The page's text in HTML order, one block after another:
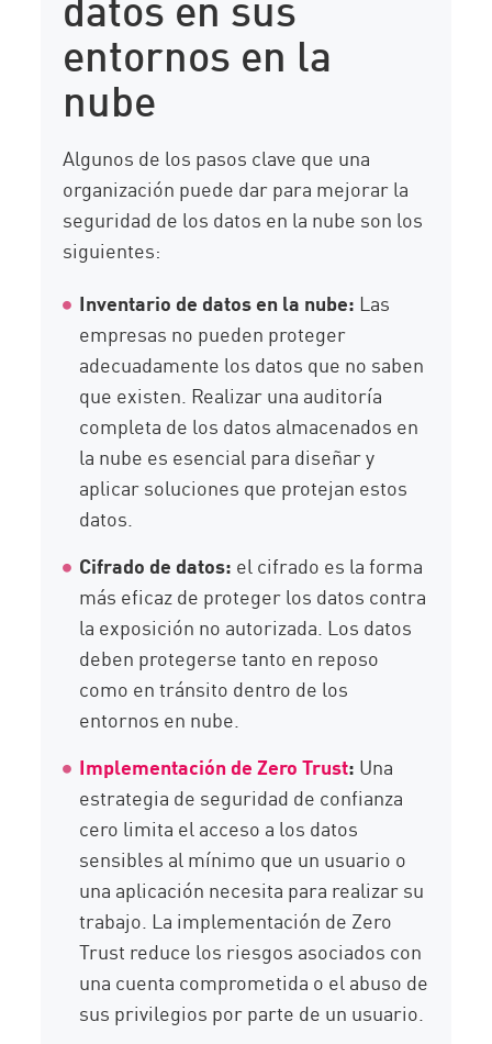
entornos en la
nube
Algunos de los pasos clave que una
organización puede dar para mejorar la
seguridad de los datos en la nube son los
siguientes:
Inventario de datos en la nube: Las
empresas no pueden proteger
adecuadamente los datos que no saben
que existen. Realizar una auditoría
completa de los datos almacenados en
la nube es esencial para diseñar y
aplicar soluciones que protejan estos
datos.
Cifrado de datos: el cifrado es la forma
más eficaz de proteger los datos contra
la exposición no autorizada. Los datos
deben protegerse tanto en reposo
como en tránsito dentro de los
entornos en nube.
Implementación de Zero Trust: Una
estrategia de seguridad de confianza
cero limita el acceso a los datos
sensibles al mínimo que un usuario o
una aplicación necesita para realizar su
trabajo. La implementación de Zero
Trust reduce los riesgos asociados con
una cuenta comprometida o el abuso de
sus privilegios por parte de un usuario.